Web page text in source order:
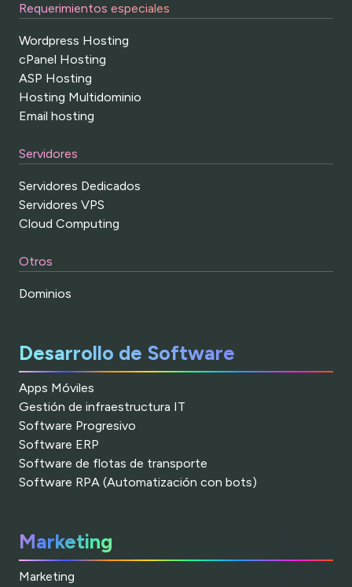
Requerimientos especiales
Wordpress Hosting
cPanel Hosting
ASP Hosting
Hosting Multidominio
Email hosting
Servidores
Servidores Dedicados
Servidores VPS
Cloud Computing
Otros
Dominios
Desarrollo de Software
Apps Móviles
Gestión de infraestructura IT
Software Progresivo
Software ERP
Software de flotas de transporte
Software RPA (Automatización con bots)
Marketing
Marketing